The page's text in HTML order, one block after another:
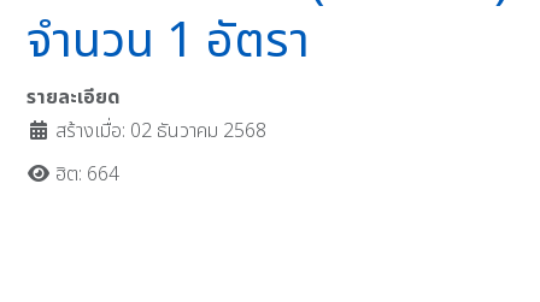
จำนวน 1 อัตรา
รายละเอียด
สร้างเมื่อ: 02 ธันวาคม 2568
ฮิต: 664